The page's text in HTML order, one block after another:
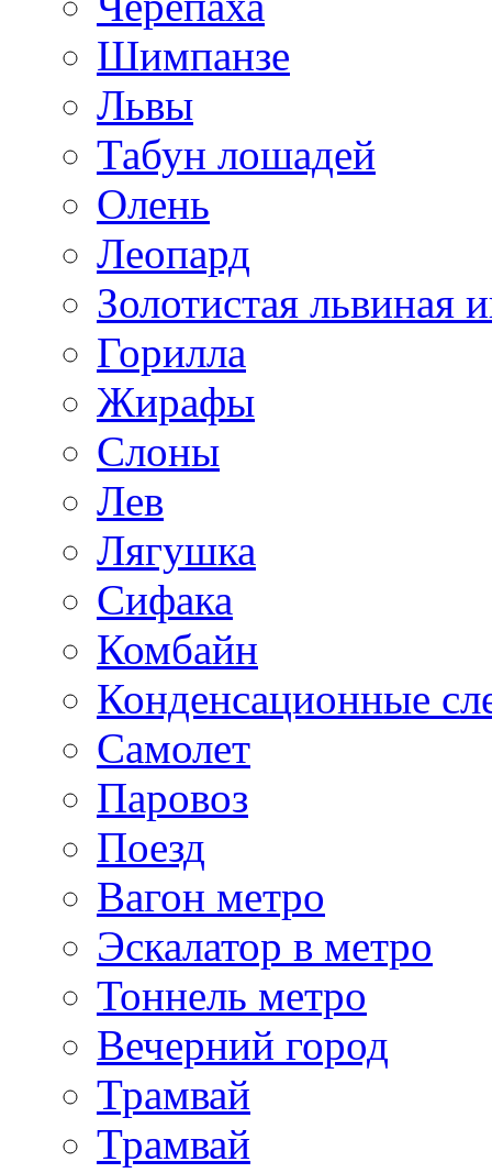
Шимпанзе
Львы
Табун лошадей
Олень
Леопард
Золотистая львиная
Горилла
Жирафы
Слоны
Лев
Лягушка
Сифака
Комбайн
Конденсационные
Самолет
Паровоз
Поезд
Вагон метро
Эскалатор в метро
Тоннель метро
Вечерний город
Трамвай
Трамвай